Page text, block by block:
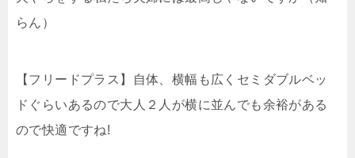
らん）
【フリードプラス】自体、横幅も広くセミダブルベッ
ドぐらいあるので大人２人が横に並んでも余裕がある
ので快適ですね!